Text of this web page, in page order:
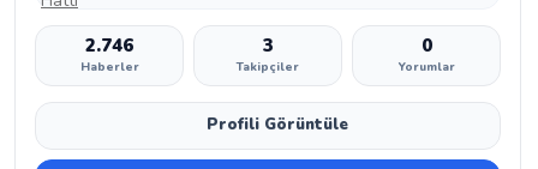
2.746
Haberler
3
Takipçiler
0
Yorumlar
Profili Görüntüle